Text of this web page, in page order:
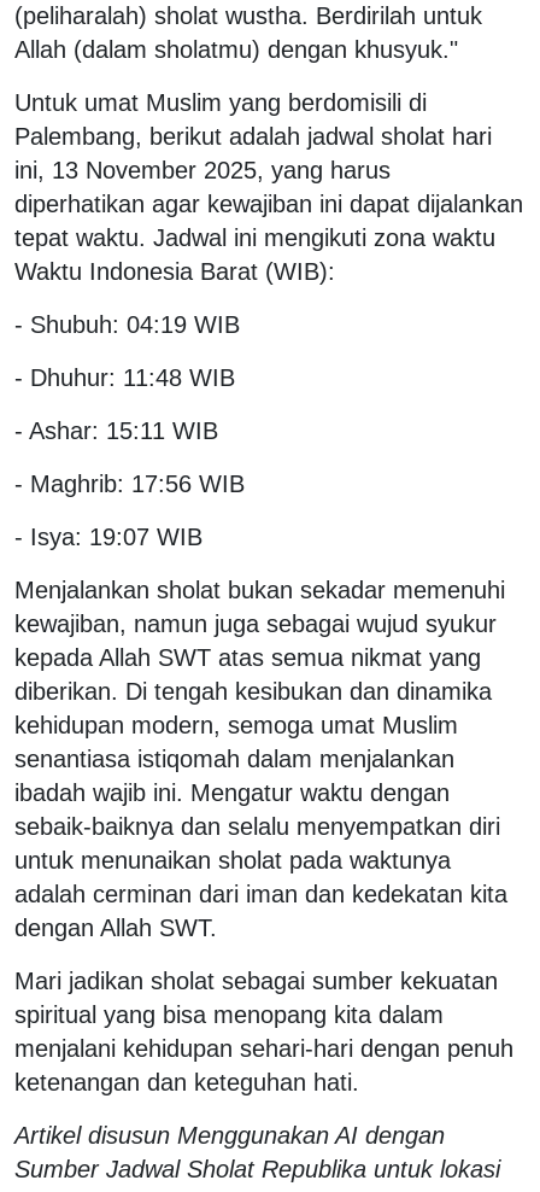
(peliharalah) sholat wustha. Berdirilah untuk
Allah (dalam sholatmu) dengan khusyuk."
Untuk umat Muslim yang berdomisili di
Palembang, berikut adalah jadwal sholat hari
ini, 13 November 2025, yang harus
diperhatikan agar kewajiban ini dapat dijalankan
tepat waktu. Jadwal ini mengikuti zona waktu
Waktu Indonesia Barat (WIB):
- Shubuh: 04:19 WIB
- Dhuhur: 11:48 WIB
- Ashar: 15:11 WIB
- Maghrib: 17:56 WIB
- Isya: 19:07 WIB
Menjalankan sholat bukan sekadar memenuhi
kewajiban, namun juga sebagai wujud syukur
kepada Allah SWT atas semua nikmat yang
diberikan. Di tengah kesibukan dan dinamika
kehidupan modern, semoga umat Muslim
senantiasa istiqomah dalam menjalankan
ibadah wajib ini. Mengatur waktu dengan
sebaik-baiknya dan selalu menyempatkan diri
untuk menunaikan sholat pada waktunya
adalah cerminan dari iman dan kedekatan kita
dengan Allah SWT.
Mari jadikan sholat sebagai sumber kekuatan
spiritual yang bisa menopang kita dalam
menjalani kehidupan sehari-hari dengan penuh
ketenangan dan keteguhan hati.
Artikel disusun Menggunakan AI dengan
Sumber Jadwal Sholat Republika untuk lokasi